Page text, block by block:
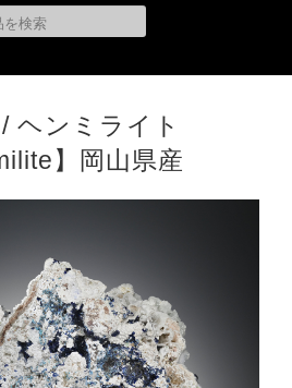
ヘンミライト
】岡山県産